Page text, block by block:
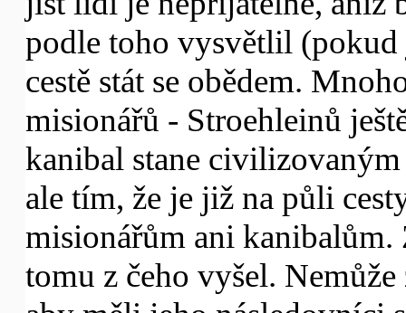
podle toho vysvětlil
cestě stát se obědem.
misionářů - Stroehleinů
kanibal stane
ale tím, že je již na půli
misionářům ani
tomu z čeho vyšel.